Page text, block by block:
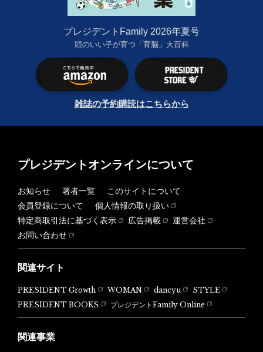
プレジデントFamily 2026年夏号
頭のいい子が育つ「育脳」大百科
雑誌の予約購読はこちらから
プレジデントオンラインについて
お知らせ 著者一覧
このサイトについて
会員登録について
個人情報の取り扱い
特定商取引法に基づく表示
広告掲載
運営会社
お問い合わせ
関連サイト
PRESIDENT Growth WOMAN dancyu
STYLE
PRESIDENT BOOKS
プレジデントFamily Online
関連事業